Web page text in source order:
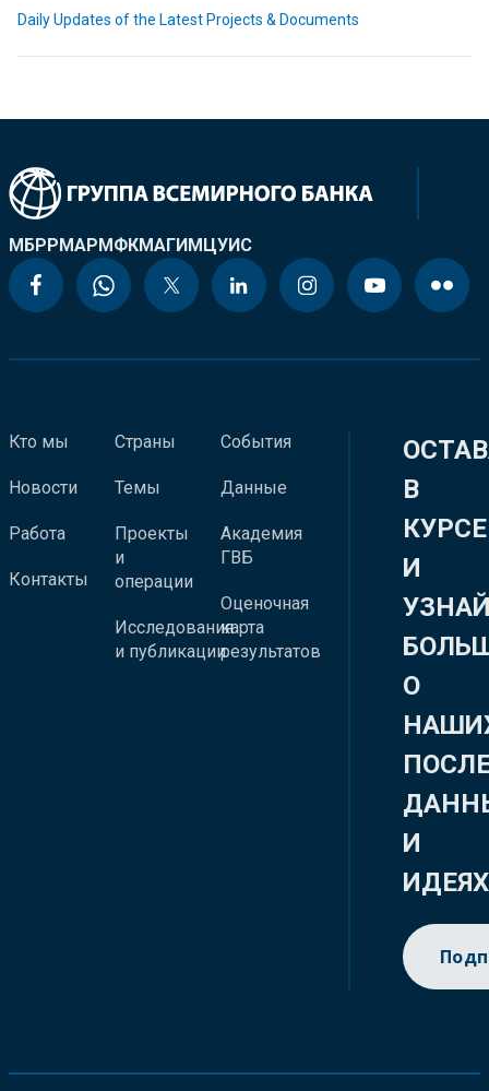
Daily Updates of the Latest Projects & Documents
МБРРМАРМФКМАГИМЦУИС
Кто мы
Новости
Работа
Контакты
Страны
Темы
Проекты
и
операции
Исследования
и публикации
События
Данные
Академия
ГВБ
Оценочная
карта
результатов
В
КУРСЕ
И
О
И
ИДЕЯХ